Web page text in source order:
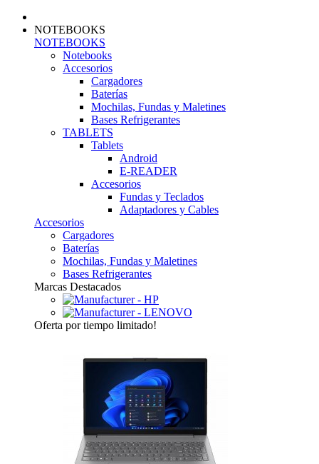
NOTEBOOKS
NOTEBOOKS
Notebooks
Accesorios
Cargadores
Baterías
Mochilas, Fundas y Maletines
Bases Refrigerantes
TABLETS
Tablets
Android
E-READER
Accesorios
Fundas y Teclados
Adaptadores y Cables
Accesorios
Cargadores
Baterías
Mochilas, Fundas y Maletines
Bases Refrigerantes
Marcas Destacados
Oferta por tiempo limitado!